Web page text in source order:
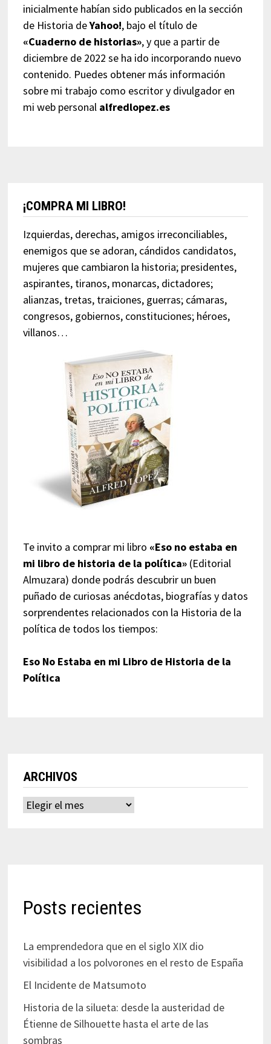
inicialmente habían sido publicados en la sección
de Historia deYahoo!, bajo el título de
«Cuaderno de historias», y que a partir de
diciembre de 2022 se ha ido incorporando nuevo
contenido. Puedes obtener más información
sobre mi trabajo como escritor y divulgador en
mi web personal alfredlopez.es
¡COMPRA MI LIBRO!
Izquierdas, derechas, amigos irreconciliables,
enemigos que se adoran, cándidos candidatos,
mujeres que cambiaron la historia; presidentes,
aspirantes, tiranos, monarcas, dictadores;
alianzas, tretas, traiciones, guerras; cámaras,
congresos, gobiernos, constituciones; héroes,
villanos…
Te invito a comprar mi libro «Eso no estaba en
mi libro de historia de la política»(Editorial
Almuzara) donde podrás descubrir un buen
puñado de curiosas anécdotas, biografías y datos
sorprendentes relacionados con la Historia de la
política de todos los tiempos:
Eso No Estaba en mi Libro de Historia de la
Política
ARCHIVOS
Archivos
Posts recientes
La emprendedora que en el siglo XIX dio
visibilidad a los polvorones en el resto de España
El Incidente de Matsumoto
Historia de la silueta: desde la austeridad de
Étienne de Silhouette hasta el arte de las
sombras